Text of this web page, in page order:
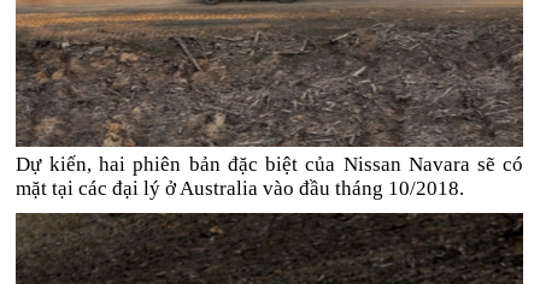
Dự kiến, hai phiên bản đặc biệt của Nissan Navara sẽ có
mặt tại các đại lý ở Australia vào đầu tháng 10/2018.